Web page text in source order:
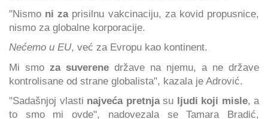
"Nismo ni za prisilnu vakcinaciju, za kovid propusnice,
nismo za globalne korporacije.
Nećemo u EU, već za Evropu kao kontinent.
Mi smo za suverene države na njemu, a ne države
kontrolisane od strane globalista", kazala je Adrović.
"Sadašnjoj vlasti najveća pretnjasu ljudi koji misle, a
to smo mi ovde", nadovezala se Tamara Bradić,